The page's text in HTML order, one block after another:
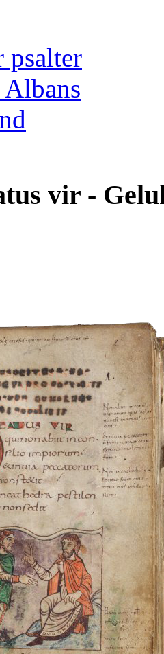
psalter
Albans
vir -